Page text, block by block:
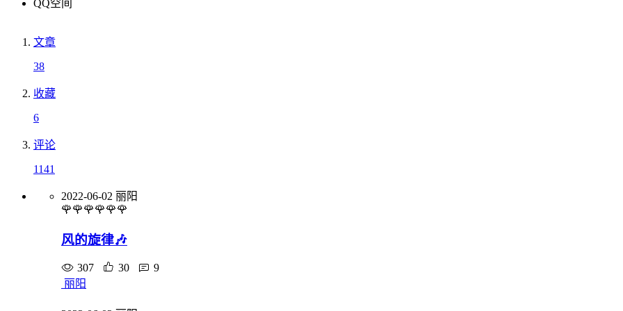
QQ空间
文章
38
收藏
6
评论
1141
2022-06-02 丽阳
🌹🌹🌹🌹🌹🌹
风的旋律🎶
307 30
9
丽阳